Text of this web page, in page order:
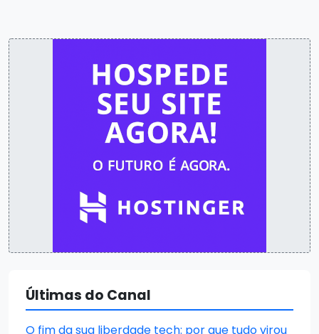
Últimas do Canal
O fim da sua liberdade tech: por que tudo virou